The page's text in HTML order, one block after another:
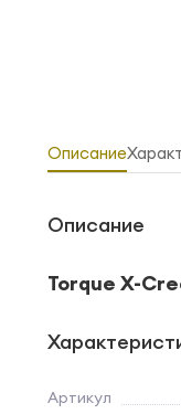
Описание
Описание
Torque X-
Артикул